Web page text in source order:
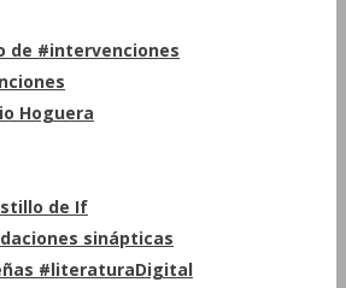
de #intervenciones
Hoguera
de If
sinápticas
#literaturaDigital